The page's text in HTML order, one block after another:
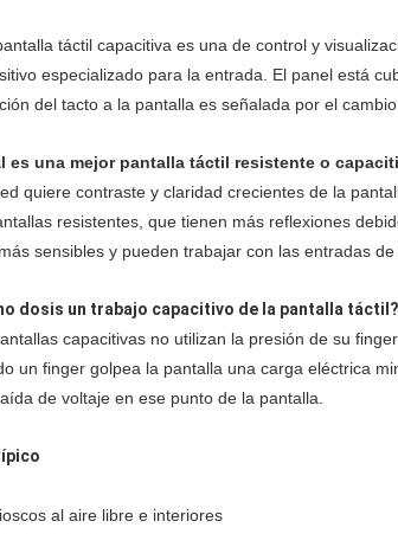
táctil capacitiva es una de control y
especializado para la entrada. El panel está
del tacto a la pantalla es señalada por el
es una mejor pantalla táctil resistente o
quiere contraste y claridad crecientes de la
resistentes, que tienen más reflexiones
sensibles y pueden trabajar con las entradas
dosis un trabajo capacitivo de la pantalla táctil?
capacitivas no utilizan la presión de su
un finger golpea la pantalla una carga eléctrica
de voltaje en ese punto de la pantalla.
al aire libre e interiores